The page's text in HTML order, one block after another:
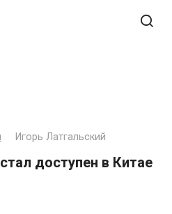
Игорь Латгальский
доступен в Китае